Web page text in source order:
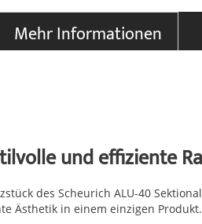
Mehr Informationen
und effiziente
des Scheurich ALU-40
Ästhetik in einem einzigen Produkt.